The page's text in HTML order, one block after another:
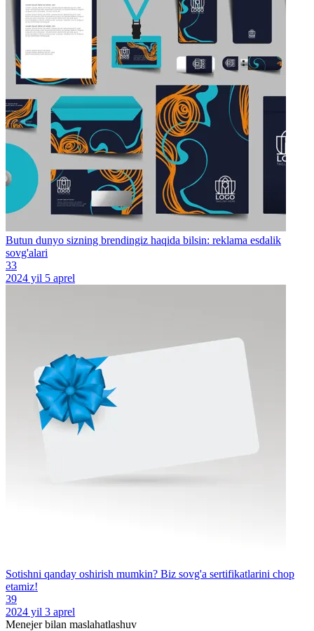
Butun dunyo sizning brendingiz haqida bilsin: reklama esdalik
sovg'alari
33
2024 yil 5 aprel
Sotishni qanday oshirish mumkin? Biz sovg'a sertifikatlarini chop
etamiz!
39
2024 yil 3 aprel
Menejer bilan maslahatlashuv